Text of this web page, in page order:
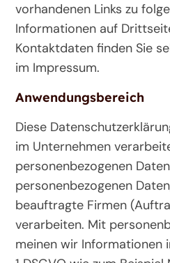
vorhandenen Links zu
Informationen auf
Kontaktdaten finden Sie
im Impressum.
Anwendungsbereich
Diese
im Unternehmen
personenbezogenen
personenbezogenen
beauftragte Firmen
verarbeiten. Mit
meinen wir Informationen